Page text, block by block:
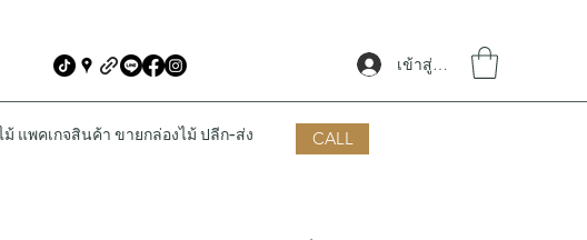
เข้าสู่ระบบ
แพคเกจสินค้า ขายกล่องไม้ ปลีก-ส่ง CALL